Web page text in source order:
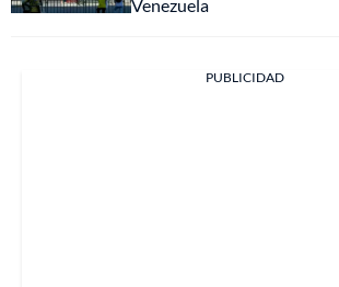
Venezuela
PUBLICIDAD